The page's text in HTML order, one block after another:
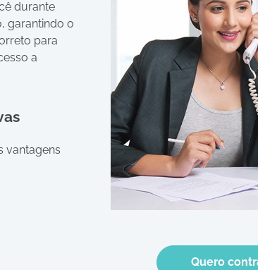
durante
garantindo o
para
a
vantagens
Quero